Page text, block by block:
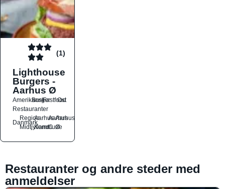
(1)
Lighthouse
Burgers -
Aarhus Ø
Amerikansk
BurgerFastfood
Ost
Restauranter
Danmark
Region
Midtjylland
Aarhus
Kommune
Aarhus
C
Aarhus
Ø
Restauranter og andre steder med
anmeldelser